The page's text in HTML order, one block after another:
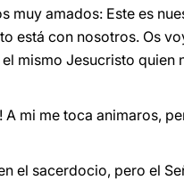
amados: Este es
está con nosotros. Os
mismo Jesucristo
mi me toca animaros,
el sacerdocio, pero el